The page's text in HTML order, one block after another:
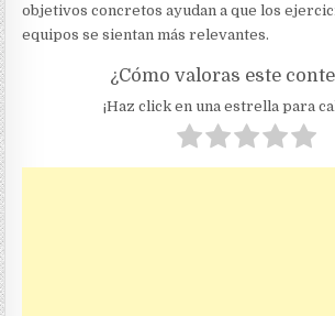
objetivos concretos ayudan a que los
equipos se sientan más relevantes.
¿Cómo valoras este
¡Haz click en una estrella para